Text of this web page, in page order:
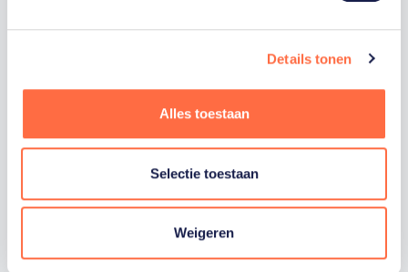
Details tonen
Alles toestaan
Selectie toestaan
Weigeren
Staatsloterij is trotse hoofdsponsor van
sportiefste land van de wereld maken.